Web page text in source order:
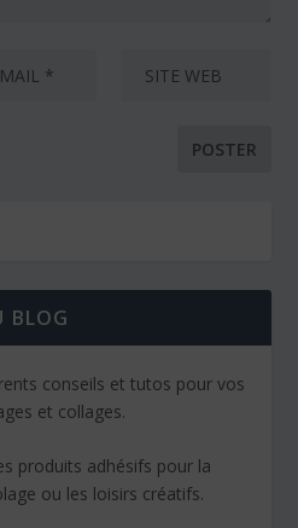
BLOG
conseils et tutos pour vos
et collages.
produits adhésifs pour la
ou les loisirs créatifs.